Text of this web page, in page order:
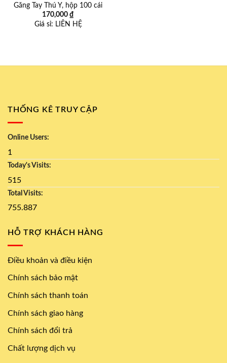
Găng Tay Thú Y, hộp 100 cái
170,000 ₫
Giá sỉ: LIÊN HỆ
THỐNG KÊ TRUY CẬP
Online Users:
1
Today's Visits:
515
Total Visits:
755.887
HỖ TRỢ KHÁCH HÀNG
Điều khoản và điều kiện
Chính sách bảo mật
Chính sách thanh toán
Chính sách giao hàng
Chính sách đổi trả
Chất lượng dịch vụ